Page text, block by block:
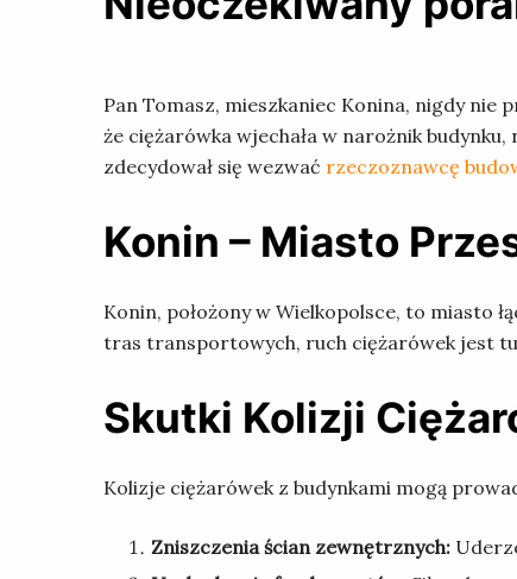
Pan Tomasz, mieszkaniec Konina, nigdy nie
że ciężarówka wjechała w narożnik
zdecydował się wezwać rzeczoznawcę
Konin – Miasto
Konin, położony w Wielkopolsce, to miasto
tras transportowych, ruch ciężarówek jest
Skutki Kolizji
Kolizje ciężarówek z budynkami mogą
Zniszczenia ścian zewnętrznych: